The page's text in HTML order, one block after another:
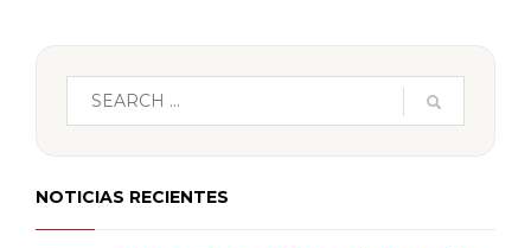
NOTICIAS RECIENTES